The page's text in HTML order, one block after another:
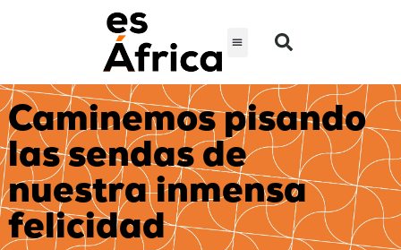
Caminemos pisando
las sendas de
nuestra inmensa
felicidad